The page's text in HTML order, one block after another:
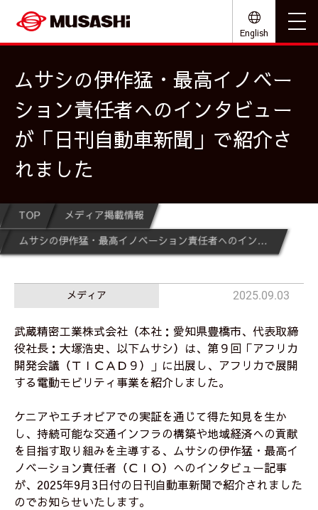
English
ムサシの伊作猛・最高イノベー
ション責任者へのインタビュー
が「日刊自動車新聞」で紹介さ
れました
TOP
メディア掲載情報
ムサシの伊作猛・最高イノベーション責任者へのインタビューが「日刊自動車新聞」で紹介されました
メディア 2025.09.03
武蔵精密工業株式会社（本社：愛知県豊橋市、代表取締
役社長：大塚浩史、以下ムサシ）は、第９回「アフリカ
開発会議（ＴＩＣＡＤ９）」に出展し、アフリカで展開
する電動モビリティ事業を紹介しました。
ケニアやエチオピアでの実証を通じて得た知見を生か
し、持続可能な交通インフラの構築や地域経済への貢献
を目指す取り組みを主導する、ムサシの伊作猛・最高イ
ノベーション責任者（ＣＩＯ）へのインタビュー記事
が、2025年9月3日付の日刊自動車新聞で紹介されました
のでお知らせいたします。